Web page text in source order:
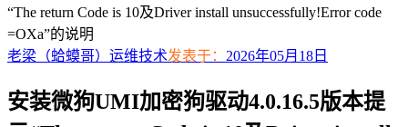
“The return Code is 10及Driver install unsuccessfully!Error code
=OXa”的说明
老梁（蛤蟆哥） 运维技术发表于： 2026年05月18日
安装微狗UMI加密狗驱动4.0.16.5版本提